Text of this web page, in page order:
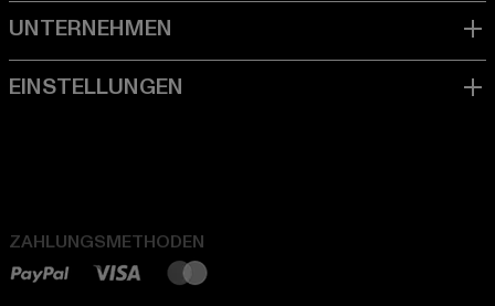
ZAHLUNGSMETHODEN